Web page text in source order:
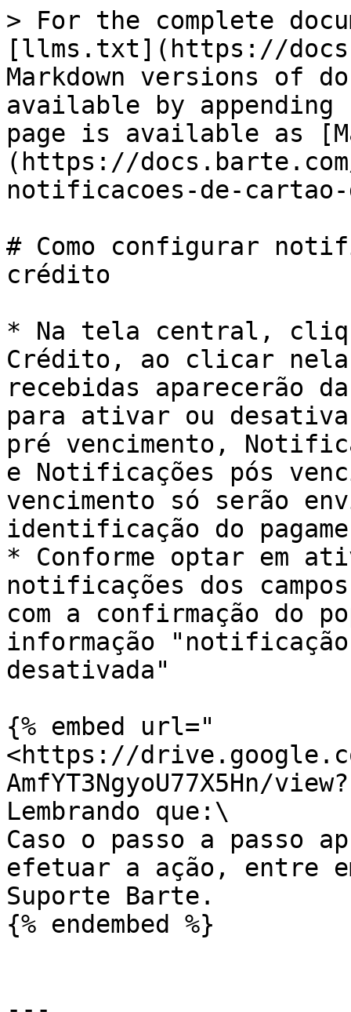
> For the complete
[llms.txt](https://
Markdown versions of
available by
page is available as
(https://
notificacoes-de-
# Como configurar
crédito
* Na tela central,
Crédito, ao clicar
recebidas aparecerão
para ativar ou
pré vencimento,
e Notificações pós
vencimento só serão
identificação do
* Conforme optar em
notificações dos
com a confirmação do
informação
desativada"
{% embed url="
<https://
AmfYT3NgyoU77X5Hn/
Lembrando que:\
Caso o passo a passo
efetuar a ação, entre
Suporte Barte.
{% endembed %}